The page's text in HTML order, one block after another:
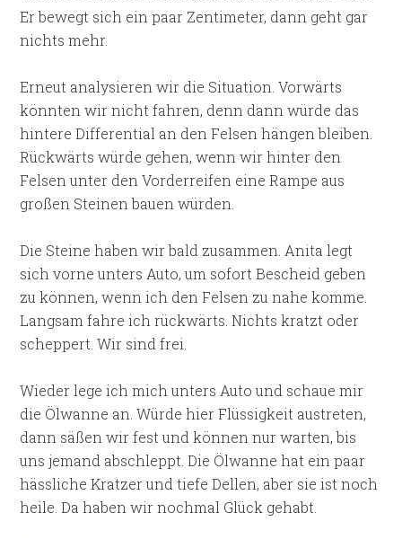
Er bewegt sich ein paar Zentimeter, dann geht gar
nichts mehr.
Erneut analysieren wir die Situation. Vorwärts
könnten wir nicht fahren, denn dann würde das
hintere Differential an den Felsen hängen bleiben.
Rückwärts würde gehen, wenn wir hinter den
Felsen unter den Vorderreifen eine Rampe aus
großen Steinen bauen würden.
Die Steine haben wir bald zusammen. Anita legt
sich vorne unters Auto, um sofort Bescheid geben
zu können, wenn ich den Felsen zu nahe komme.
Langsam fahre ich rückwärts. Nichts kratzt oder
scheppert. Wir sind frei.
Wieder lege ich mich unters Auto und schaue mir
die Ölwanne an. Würde hier Flüssigkeit austreten,
dann säßen wir fest und können nur warten, bis
uns jemand abschleppt. Die Ölwanne hat ein paar
hässliche Kratzer und tiefe Dellen, aber sie ist noch
heile. Da haben wir nochmal Glück gehabt.